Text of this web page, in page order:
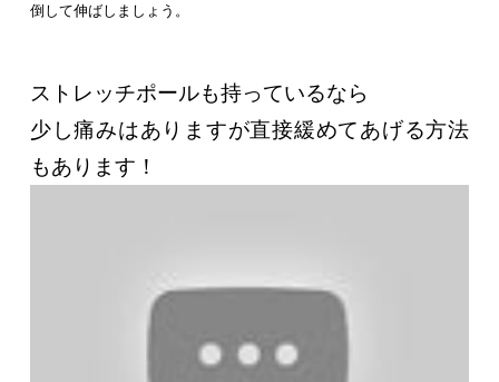
倒して伸ばしましょう。
ストレッチポールも持っているなら
少し痛みはありますが直接緩めてあげる方法
もあります！